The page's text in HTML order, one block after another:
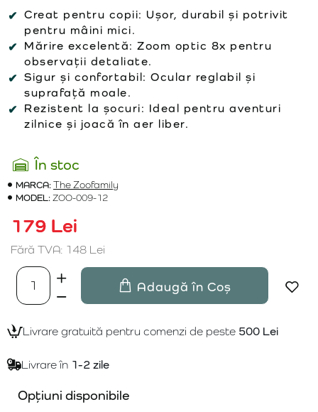
Creat pentru copii: Ușor, durabil și potrivit
pentru mâini mici.
Mărire excelentă: Zoom optic 8x pentru
observații detaliate.
Sigur și confortabil: Ocular reglabil și
suprafață moale.
Rezistent la șocuri: Ideal pentru aventuri
zilnice și joacă în aer liber.
În stoc
MARCA:The Zoofamily
MODEL:ZOO-009-12
179 Lei
Fără TVA: 148 Lei
Adaugă în Coș
Livrare gratuită pentru comenzi de peste 500 Lei
Livrare în 1-2 zile
Opțiuni disponibile